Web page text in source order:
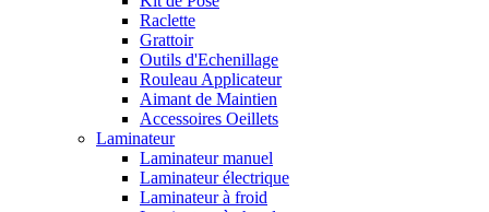
Raclette
Grattoir
Outils d'Echenillage
Rouleau Applicateur
Aimant de Maintien
Accessoires Oeillets
Laminateur
Laminateur manuel
Laminateur électrique
Laminateur à froid